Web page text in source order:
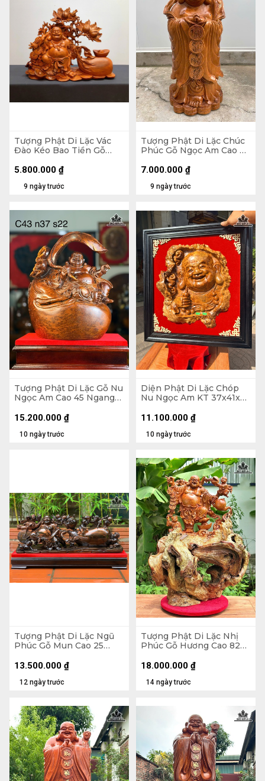
Tượng Phật Di Lặc Vác
Đào Kéo Bao Tiền Gỗ
Sâu 18 (cm)
9 ngày trước
5.800.000 ₫
Tượng Phật Di Lặc Chúc
Phúc Gỗ Ngọc Am Cao 90
9 ngày trước
7.000.000 ₫
Tượng Phật Di Lặc Gỗ Nu
Ngọc Am Cao 45 Ngang
10 ngày trước
15.200.000 ₫
Diện Phật Di Lặc Chóp
Nu Ngọc Am KT 37x41x7
10 ngày trước
11.100.000 ₫
Tượng Phật Di Lặc Ngũ
Phúc Gỗ Mun Cao 25
12 ngày trước
13.500.000 ₫
Tượng Phật Di Lặc Nhị
Phúc Gỗ Hương Cao 82
14 ngày trước
18.000.000 ₫